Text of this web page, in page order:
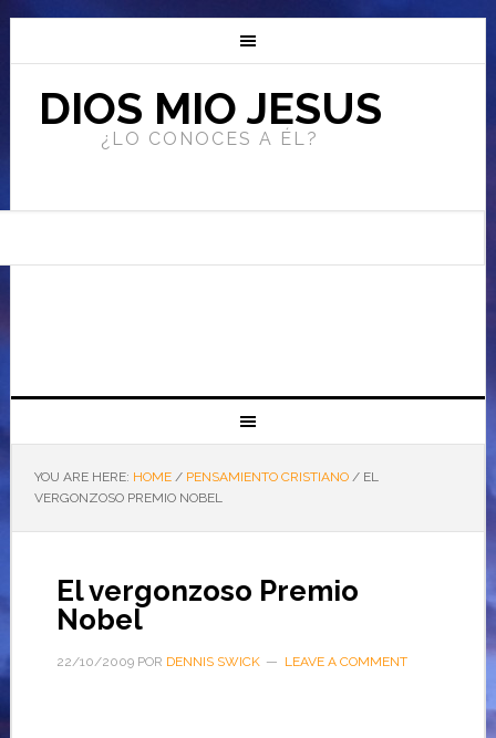
DIOS MIO JESUS
¿LO CONOCES A ÉL?
YOU ARE HERE: HOME / PENSAMIENTO CRISTIANO /EL
VERGONZOSO PREMIO NOBEL
El vergonzoso Premio
Nobel
22/10/2009POR DENNIS SWICK LEAVE A COMMENT